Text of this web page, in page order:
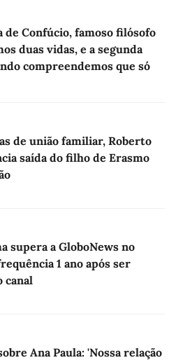
de Confúcio, famoso filósofo
duas vidas, e a segunda
compreendemos que só
de união familiar, Roberto
saída do filho de Erasmo
supera a GloboNews no
1 ano após ser
canal
Ana Paula: 'Nossa relação